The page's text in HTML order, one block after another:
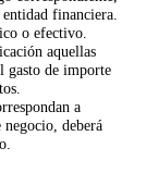
financiera.
o efectivo.
aquellas
gasto de importe
a
negocio, deberá